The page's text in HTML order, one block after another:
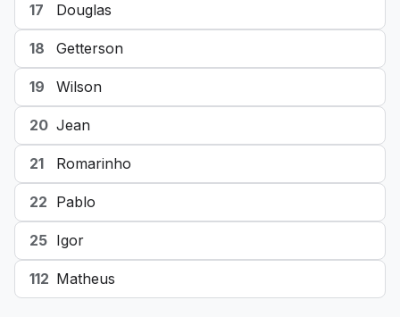
17 Douglas
18 Getterson
19 Wilson
20 Jean
21 Romarinho
22 Pablo
25 Igor
112 Matheus